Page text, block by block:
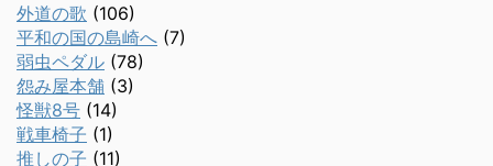
外道の歌 (106)
平和の国の島崎へ (7)
弱虫ペダル (78)
怨み屋本舗 (3)
怪獣8号 (14)
戦車椅子 (1)
推しの子 (11)